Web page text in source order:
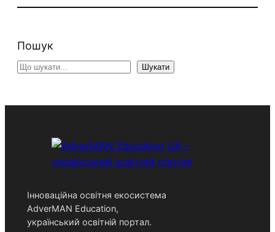
Пошук
S
Шукати
Інноваційна освітня екосистема
AdverMAN Education,
український освітній портал.